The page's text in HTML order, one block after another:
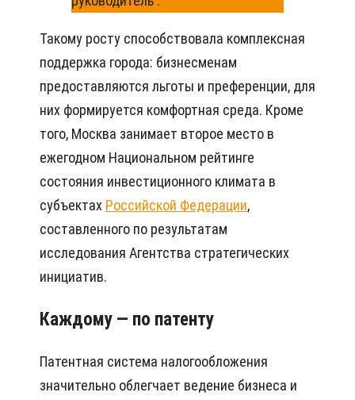
Такому росту способствовала комплексная
поддержка города: бизнесменам
предоставляются льготы и преференции, для
них формируется комфортная среда. Кроме
того, Москва занимает второе место в
ежегодном Национальном рейтинге
состояния инвестиционного климата в
субъектах Российской Федерации,
составленного по результатам
исследования Агентства стратегических
инициатив.
Каждому — по патенту
Патентная система налогообложения
значительно облегчает ведение бизнеса и